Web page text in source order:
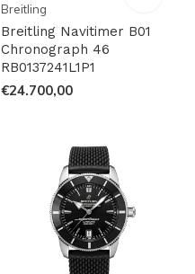
Breitling
Breitling Navitimer B01
Chronograph 46
RB0137241L1P1
€24.700,00